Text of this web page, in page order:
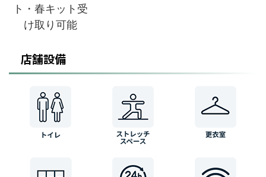
ト・春キット受
け取り可能
店舗設備